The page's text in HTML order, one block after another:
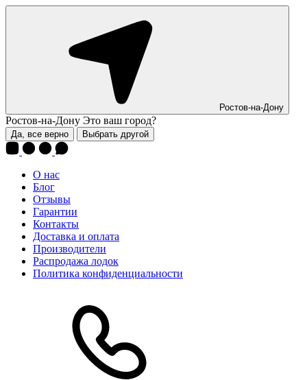
Ростов-на-Дону
Ростов-на-Дону Это ваш город?
Да, все верно Выбрать другой
О нас
Блог
Отзывы
Гарантии
Контакты
Доставка и оплата
Производители
Распродажа лодок
Политика конфиденциальности